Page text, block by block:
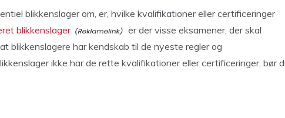
blikkenslager om, er, hvilke kvalifikationer eller certificeringer
blikkenslager
er der visse eksamener, der skal
blikkenslagere har kendskab til de nyeste regler og
ikke har de rette kvalifikationer eller certificeringer, bør